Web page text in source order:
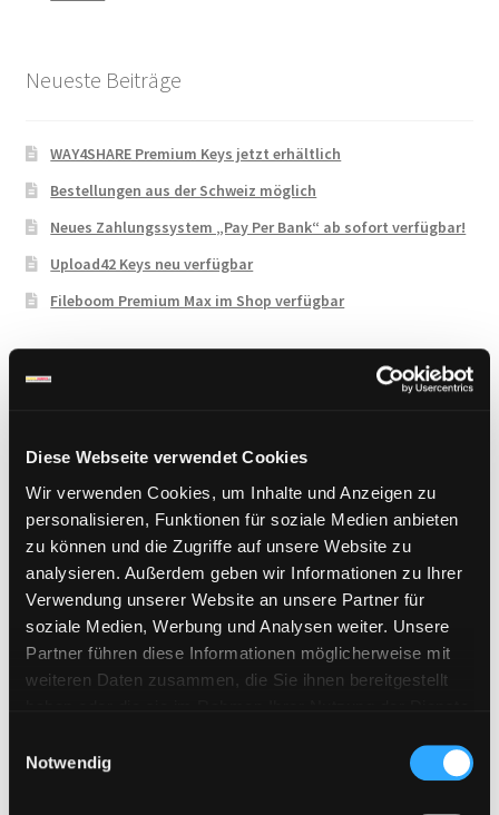
Diese Webseite verwendet Cookies
Wir verwenden Cookies, um Inhalte und Anzeigen zu
personalisieren, Funktionen für soziale Medien anbieten
zu können und die Zugriffe auf unsere Website zu
analysieren. Außerdem geben wir Informationen zu Ihrer
Verwendung unserer Website an unsere Partner für
soziale Medien, Werbung und Analysen weiter. Unsere
Partner führen diese Informationen möglicherweise mit
weiteren Daten zusammen, die Sie ihnen bereitgestellt
Cookies, wenn Sie unsere Webseite weiterhin nutzen.
Notwendig
Neueste Beiträge
WAY4SHARE Premium Keys jetzt erhältlich
Bestellungen aus der Schweiz möglich
Neues Zahlungssystem „Pay Per Bank“ ab sofort verfügbar!
Upload42 Keys neu verfügbar
Fileboom Premium Max im Shop verfügbar
Bitte Filehoster wählen:
Kategorie auswählen
Sichere Zahlung